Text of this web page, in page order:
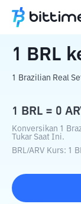
Beranda
1 BRL
1 Brazilian Real
1 BRL = 0
Konversikan 1
Tukar Saat Ini.
BRL/ARV Kurs: 1